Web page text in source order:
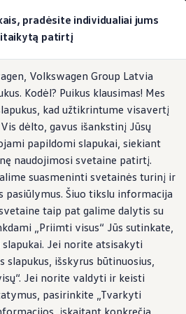
pradėsite individualiai jums
patirtį
Volkswagen Group Latvia
Kodėl? Puikus klausimas! Mes
kad užtikrintume visavertį
dėlto, gavus išankstinį Jūsų
papildomi slapukai, siekiant
naudojimosi svetaine patirtį.
suasmeninti svetainės turinį ir
pasiūlymus. Šiuo tikslu informacija
taip pat galime dalytis su
„Priimti visus“ Jūs sutinkate,
Jei norite atsisakyti
slapukus, išskyrus būtinuosius,
Jei norite valdyti ir keisti
pasirinkite „Tvarkyti
įskaitant konkrečią
Cross
automobiliai. Pasiruošę bet
e-parduotuvė
e-parduotuvė
modeliai
ir ridos atsarga
ir evoliucija
prie elektrinio mobilumo
tvarumas
servise: daugiau jokio alyvos
įrangos atnaujinimas*
pristatymo trukmė
akumuliatorius
akumuliatoriaus, kuris yra
su vidaus degimo varikliu,
akumuliatorius pradedant nuo
ir Ocean modeliuose yra netgi
standartinėje įrangoje. Jie tiekia